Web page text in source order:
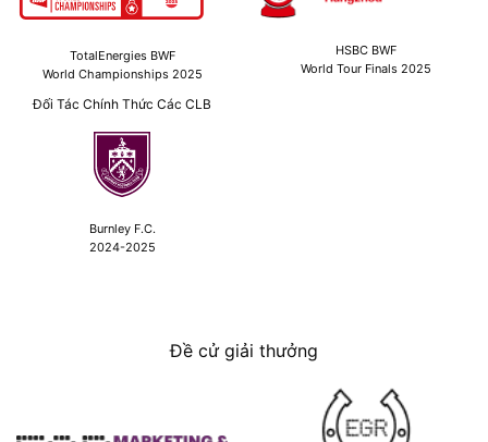
TotalEnergies BWF
World Championships 2025
HSBC BWF
World Tour Finals 2025
Đối Tác Chính Thức Các CLB
Burnley F.C.
2024-2025
Đề cử giải thưởng